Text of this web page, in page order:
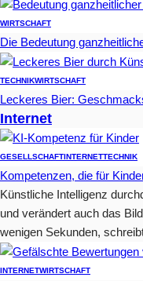
WIRTSCHAFT
Die Bedeutung
TECHNIKWIRTSCHAFT
Leckeres Bier:
Internet
GESELLSCHAFTINTERNETTECHNIK
Kompetenzen, die für
Künstliche Intelligenz
und verändert auch das
wenigen Sekunden,
INTERNETWIRTSCHAFT